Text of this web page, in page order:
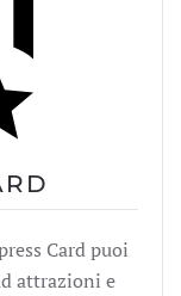
Card puoi
attrazioni e